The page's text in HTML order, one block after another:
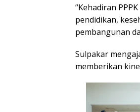
“Kehadiran
pendidikan,
pembangunan
Sulpakar
memberikan